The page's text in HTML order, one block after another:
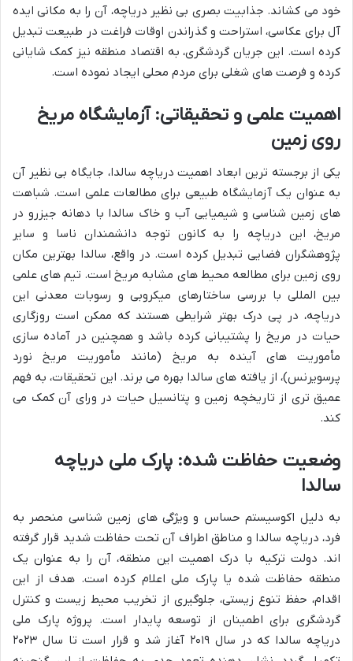
خود می کشاند. جذابیت بصری بی نظیر دریاچه، آن را به مکانی ایده
آل برای عکاسی، استراحت و گذراندن اوقات فراغت در طبیعت تبدیل
کرده است. این جریان گردشگری، به اقتصاد منطقه نیز کمک شایانی
کرده و فرصت های شغلی برای مردم محلی ایجاد نموده است.
اهمیت علمی و تحقیقاتی: آزمایشگاه مریخ
روی زمین
یکی از برجسته ترین ابعاد اهمیت دریاچه سالدا، جایگاه بی نظیر آن
به عنوان یک آزمایشگاه طبیعی برای مطالعات علمی است. شباهت
های زمین شناسی و شیمیایی آب و خاک سالدا با دهانه جیزرو در
مریخ، این دریاچه را به کانون توجه دانشمندان ناسا و سایر
پژوهشگران فضایی تبدیل کرده است. در واقع، سالدا بهترین مکان
روی زمین برای مطالعه محیط های مشابه مریخ است. تیم های علمی
بین المللی با بررسی ساختارهای میکروبی و رسوبات معدنی این
دریاچه، در پی درک بهتر شرایطی هستند که ممکن است روزگاری
حیات در مریخ را پشتیبانی کرده باشد و همچنین در آماده سازی
مأموریت های آینده به مریخ (مانند مأموریت مریخ نورد
پرسویرنس)، از یافته های سالدا بهره می برند. این تحقیقات، به فهم
عمیق تری از تاریخچه زمین و پتانسیل حیات در ورای آن کمک می
کند.
وضعیت حفاظت شده: پارک ملی دریاچه
سالدا
به دلیل اکوسیستم حساس و ویژگی های زمین شناسی منحصر به
فرد، دریاچه سالدا و مناطق اطراف آن تحت حفاظت شدید قرار گرفته
اند. دولت ترکیه با درک اهمیت این منطقه، آن را به عنوان یک
منطقه حفاظت شده یا پارک ملی اعلام کرده است. هدف از این
اقدام، حفظ تنوع زیستی، جلوگیری از تخریب محیط زیست و کنترل
گردشگری برای اطمینان از توسعه پایدار است. پروژه پارک ملی
دریاچه سالدا که در سال ۲۰۱۹ آغاز شد و قرار است تا سال ۲۰۲۳